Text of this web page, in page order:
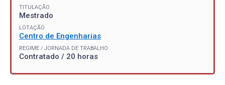
TITULAÇÃO
Mestrado
LOTAÇÃO
Centro de Engenharias
REGIME / JORNADA DE TRABALHO
Contratado / 20 horas